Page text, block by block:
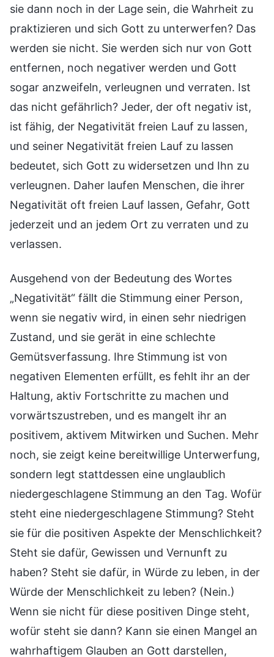
sie dann noch in der Lage sein, die Wahrheit zu
praktizieren und sich Gott zu unterwerfen? Das
werden sie nicht. Sie werden sich nur von Gott
entfernen, noch negativer werden und Gott
sogar anzweifeln, verleugnen und verraten. Ist
das nicht gefährlich? Jeder, der oft negativ ist,
ist fähig, der Negativität freien Lauf zu lassen,
und seiner Negativität freien Lauf zu lassen
bedeutet, sich Gott zu widersetzen und Ihn zu
verleugnen. Daher laufen Menschen, die ihrer
Negativität oft freien Lauf lassen, Gefahr, Gott
jederzeit und an jedem Ort zu verraten und zu
verlassen.
Ausgehend von der Bedeutung des Wortes
„Negativität“ fällt die Stimmung einer Person,
wenn sie negativ wird, in einen sehr niedrigen
Zustand, und sie gerät in eine schlechte
Gemütsverfassung. Ihre Stimmung ist von
negativen Elementen erfüllt, es fehlt ihr an der
Haltung, aktiv Fortschritte zu machen und
vorwärtszustreben, und es mangelt ihr an
positivem, aktivem Mitwirken und Suchen. Mehr
noch, sie zeigt keine bereitwillige Unterwerfung,
sondern legt stattdessen eine unglaublich
niedergeschlagene Stimmung an den Tag. Wofür
steht eine niedergeschlagene Stimmung? Steht
sie für die positiven Aspekte der Menschlichkeit?
Steht sie dafür, Gewissen und Vernunft zu
haben? Steht sie dafür, in Würde zu leben, in der
Würde der Menschlichkeit zu leben? (Nein.)
Wenn sie nicht für diese positiven Dinge steht,
wofür steht sie dann? Kann sie einen Mangel an
wahrhaftigem Glauben an Gott darstellen,